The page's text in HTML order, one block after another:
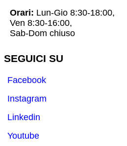
Orari: Lun-Gio 8:30-18:00,
Ven 8:30-16:00,
Sab-Dom chiuso
SEGUICI SU
Facebook
Instagram
Linkedin
Youtube